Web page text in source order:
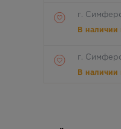
г.
В
г.
В